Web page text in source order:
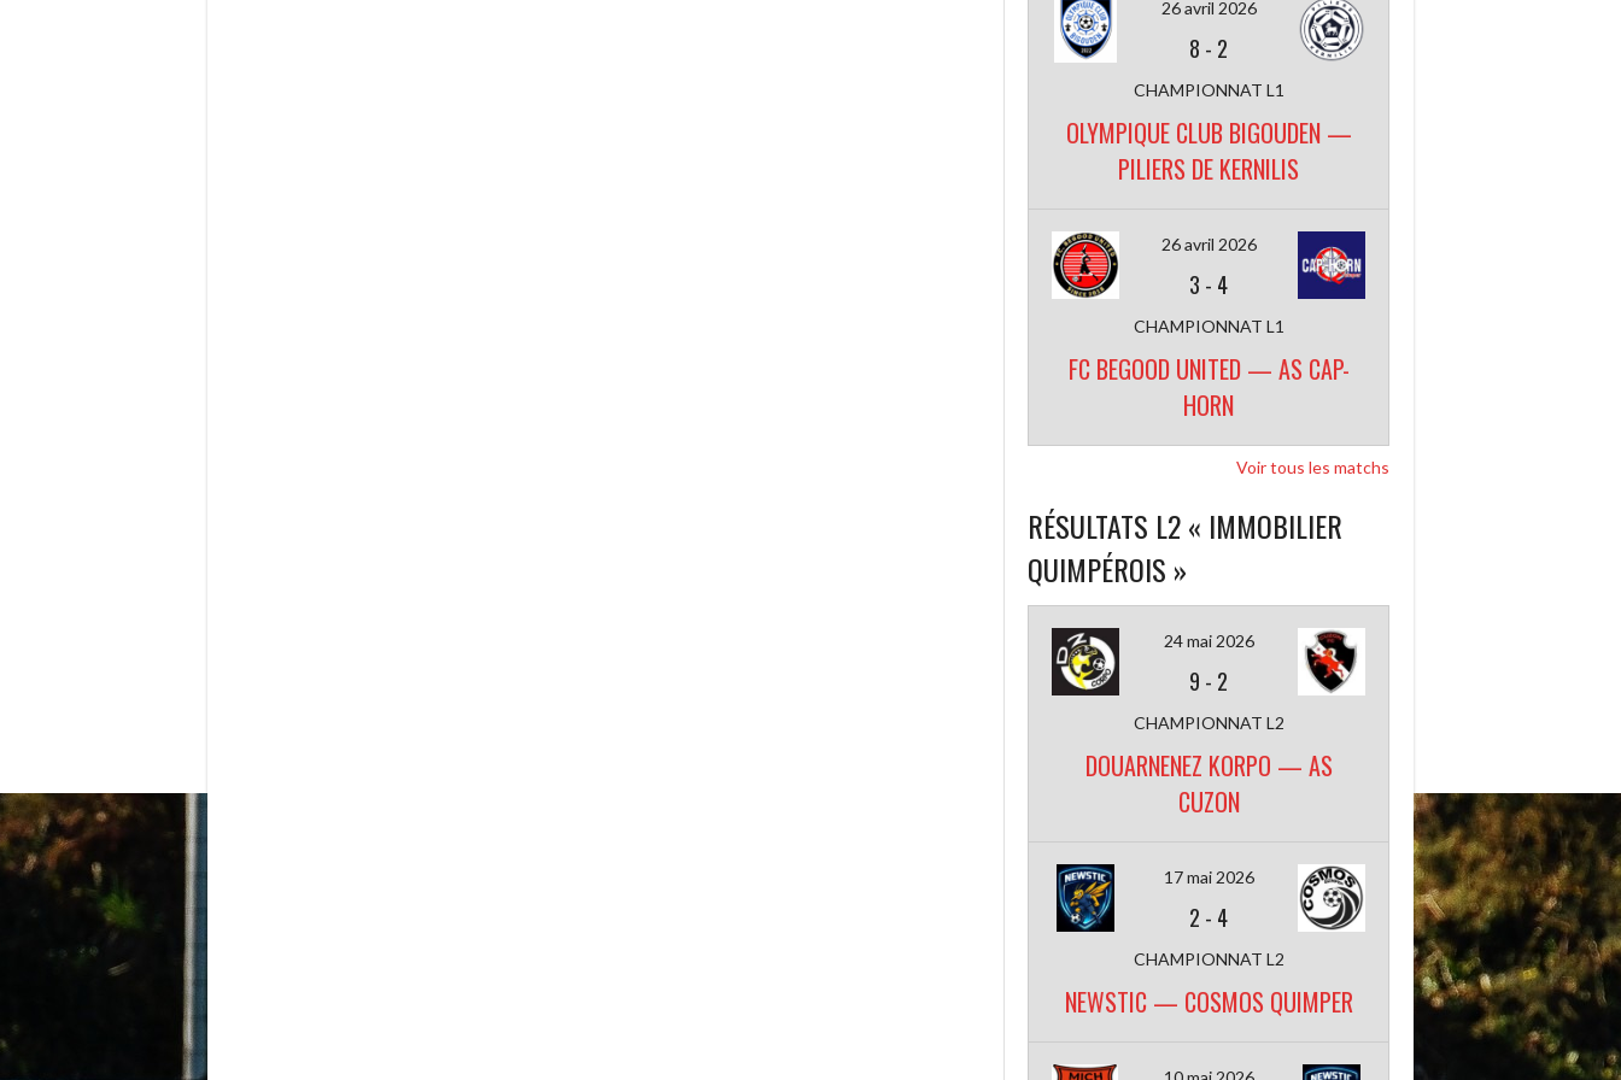
26 avril 2026
8 - 2
CHAMPIONNAT L1
OLYMPIQUE CLUB BIGOUDEN —
PILIERS DE KERNILIS
26 avril 2026
3 - 4
CHAMPIONNAT L1
FC BEGOOD UNITED — AS CAP-
HORN
Voir tous les matchs
RÉSULTATS L2 « IMMOBILIER
QUIMPÉROIS »
24 mai 2026
9 - 2
CHAMPIONNAT L2
DOUARNENEZ KORPO — AS
CUZON
17 mai 2026
2 - 4
CHAMPIONNAT L2
NEWSTIC — COSMOS QUIMPER